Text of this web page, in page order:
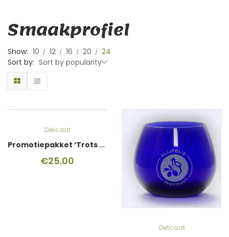
Smaakprofiel
Show: 10 12 16 20
24
Sort by: Sort by popularity
Delicaat
Promotiepakket ‘Trots op je keurmerk’
€25.00
Delicaat